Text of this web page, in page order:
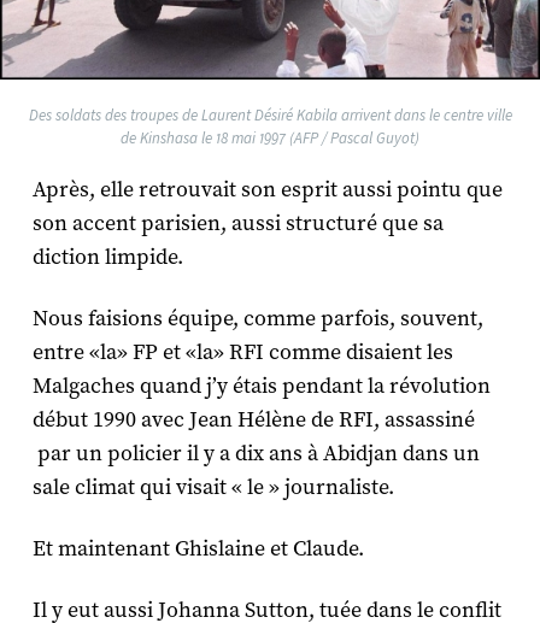
Des soldats des troupes de Laurent Désiré Kabila arrivent dans le centre ville
de Kinshasa le 18 mai 1997 (AFP / Pascal Guyot)
Après, elle retrouvait son esprit aussi pointu que
son accent parisien, aussi structuré que sa
diction limpide.
Nous faisions équipe, comme parfois, souvent,
entre «la» FP et «la» RFI comme disaient les
Malgaches quand j’y étais pendant la révolution
début 1990 avec Jean Hélène de RFI, assassiné
par un policier il y a dix ans à Abidjan dans un
sale climat qui visait « le » journaliste.
Et maintenant Ghislaine et Claude.
Il y eut aussi Johanna Sutton, tuée dans le conflit